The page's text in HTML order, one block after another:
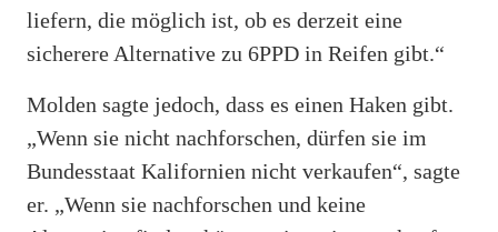
liefern, die möglich ist, ob es derzeit eine
sicherere Alternative zu 6PPD in Reifen gibt.“
Molden sagte jedoch, dass es einen Haken gibt.
„Wenn sie nicht nachforschen, dürfen sie im
Bundesstaat Kalifornien nicht verkaufen“, sagte
er. „Wenn sie nachforschen und keine